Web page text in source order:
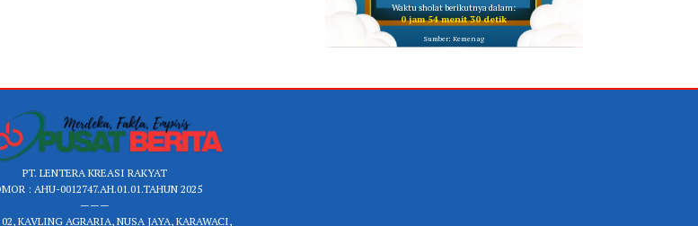
Waktu sholat berikutnya dalam:
0 jam 54 menit 29 detik
Sumber: Kemenag
PT. LENTERA KREASI RAKYAT
: AHU-0012747.AH.01.01.TAHUN 2025
———
KAVLING AGRARIA, NUSA JAYA, KARAWACI,